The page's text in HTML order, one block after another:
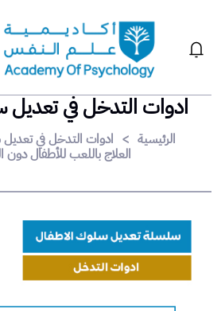
ادوات التدخل في تعديل
الرئيسية > ادوات التدخل في
العلاج باللعب للأطفال